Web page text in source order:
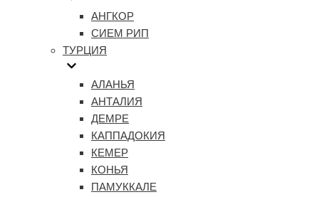
АНГКОР
СИЕМ РИП
ТУРЦИЯ
АЛАНЬЯ
АНТАЛИЯ
ДЕМРЕ
КАППАДОКИЯ
КЕМЕР
КОНЬЯ
ПАМУККАЛЕ